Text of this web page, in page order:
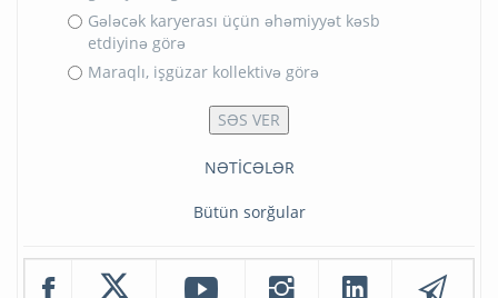
Gələcək karyerası üçün əhəmiyyət kəsb
etdiyinə görə
Maraqlı, işgüzar kollektivə görə
NƏTİCƏLƏR
Bütün sorğular